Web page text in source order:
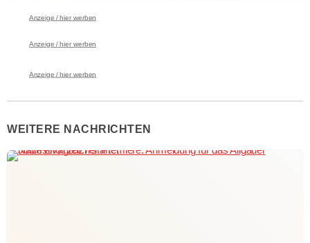
Anzeige / hier werben
Anzeige / hier werben
Anzeige / hier werben
WEITERE NACHRICHTEN